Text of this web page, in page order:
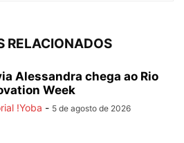
RELACIONADOS
Alessandra chega ao Rio
Week
!Yoba - 5 de agosto de 2026